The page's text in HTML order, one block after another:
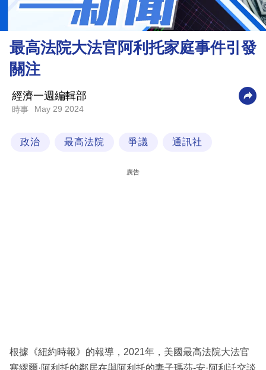
市
財
業
科
區
最高法院大法官阿利托家庭事件引發
關注
經濟一週編輯部
時事 May 29 2024
政治 最高法院 爭議 通訊社
廣告
根據《紐約時報》的報導，2021年，美國最高法院大法官
塞繆爾·阿利托的鄰居在與阿利托的妻子瑪莎-安·阿利託交談